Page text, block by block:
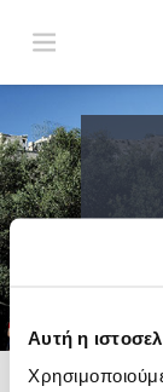
Αυτή η
ΑΦΙΞΗ Παρ